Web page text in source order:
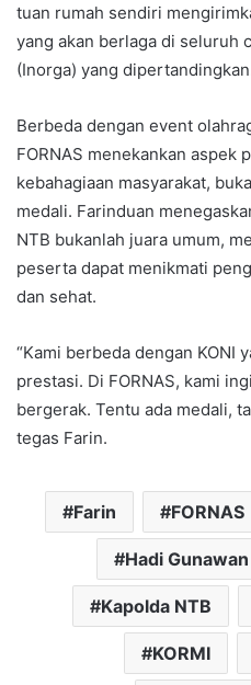
tuan rumah sendiri
yang akan berlaga di seluruh
(Inorga) yang
Berbeda dengan event
FORNAS menekankan aspek
kebahagiaan masyarakat,
medali. Farinduan
NTB bukanlah juara umum,
peserta dapat menikmati
dan sehat.
“Kami berbeda dengan KONI
prestasi. Di FORNAS, kami
bergerak. Tentu ada medali,
tegas Farin.
Farin FORNAS
Hadi Gunawan
Kapolda NTB
KORMI